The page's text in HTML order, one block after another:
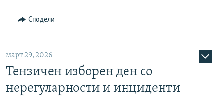
Сподели
март 29, 2026
Тензичен изборен ден со
нерегуларности и инциденти